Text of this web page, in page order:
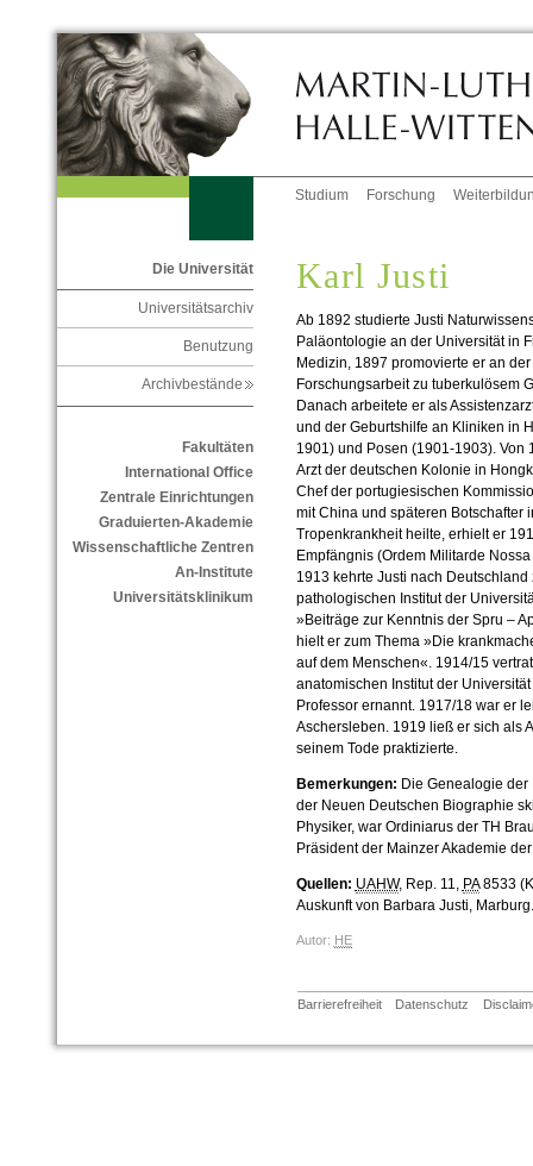
Studium Forschung
Die Universität
Universitätsarchiv
Benutzung
Archivbestände
Fakultäten
International Office
Zentrale Einrichtungen
Graduierten-Akademie
Wissenschaftliche Zentren
An-Institute
Universitätsklinikum
Karl Justi
Ab 1892 studierte Justi
Paläontologie an der Universität in
Medizin, 1897 promovierte er an
Forschungsarbeit zu tuberkulösem
Danach arbeitete er als
und der Geburtshilfe an Kliniken in
1901) und Posen (1901-1903). Von
Arzt der deutschen Kolonie in
Chef der portugiesischen
mit China und späteren Botschafter
Tropenkrankheit heilte, erhielt er
Empfängnis (Ordem Militarde
1913 kehrte Justi nach
pathologischen Institut der
»Beiträge zur Kenntnis der Spru –
hielt er zum Thema »Die
auf dem Menschen«. 1914/15
anatomischen Institut der
Professor ernannt. 1917/18 war er
Aschersleben. 1919 ließ er sich als
seinem Tode praktizierte.
Bemerkungen: Die Genealogie
der Neuen Deutschen Biographie
Physiker, war Ordiniarus der TH
Präsident der Mainzer Akademie
Quellen: UAHW, Rep. 11, PA8533
Auskunft von Barbara Justi, Marburg.
Autor: HE
Barrierefreiheit Datenschutz